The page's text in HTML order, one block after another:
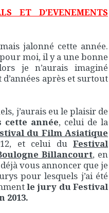
ET D’EVENEMENTS
jalonné cette année.
moi, il y a une bonne
je n’aurais imaginé
après et surtout
j’aurais eu le plaisir de
année, celui de la
du Film Asiatique
et celui du Festival
Billancourt, en
vous annoncer que je
pour lesquels j’ai été
le jury du Festival
2013.